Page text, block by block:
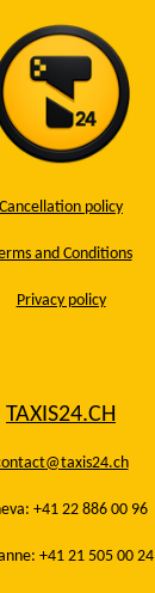
Cancellation policy
and Conditions
Privacy policy
TAXIS24.CH
+41 22 886 00 96
+41 21 505 00 24